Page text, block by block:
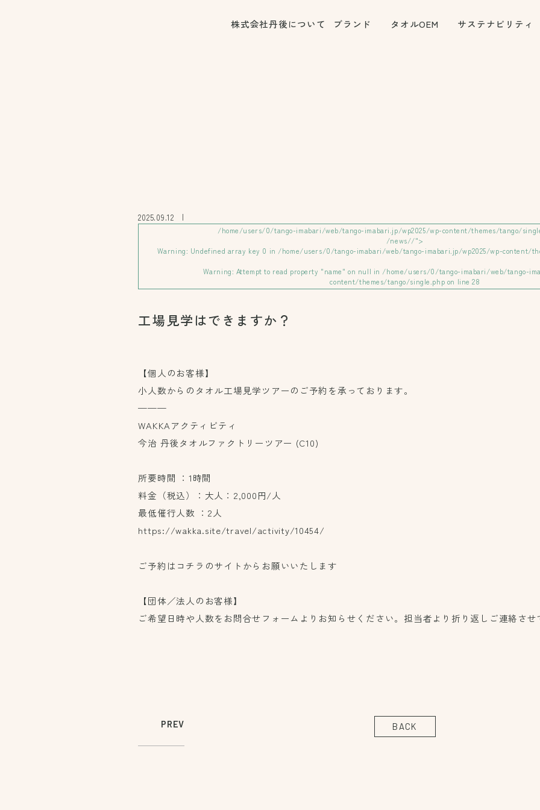
株式会社丹後について ブランド タオルOEM サステナビリティ
2025.09.12
/home/users/0/tango-imabari/web/tango-imabari.jp/wp2025/wp-content/themes/tango/
/news//">
Warning: Undefined array key 0 in /home/users/0/tango-imabari/web/tango-imabari.jp/wp2025/wp-content/
Warning: Attempt to read property "name" on null in /home/users/0/tango-imabari/web/tango-
content/themes/tango/single.php on line28
工場見学はできますか？
【個人のお客様】
小人数からのタオル工場見学ツアーのご予約を承っております。
———
WAKKAアクティビティ
今治 丹後タオルファクトリーツアー (C10)
所要時間 ：1時間
料金（税込）：大人：2,000円/人
最低催行人数 ：2人
https://wakka.site/travel/activity/10454/
ご予約はコチラのサイト からお願いいたします
【団体／法人のお客様】
ご希望日時や人数を お問合せフォーム よりお知らせください。担当者より折り返しご連絡させ
PREV BACK